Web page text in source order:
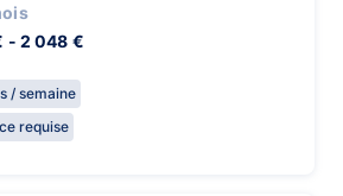
- 2 048 €
/ semaine
requise